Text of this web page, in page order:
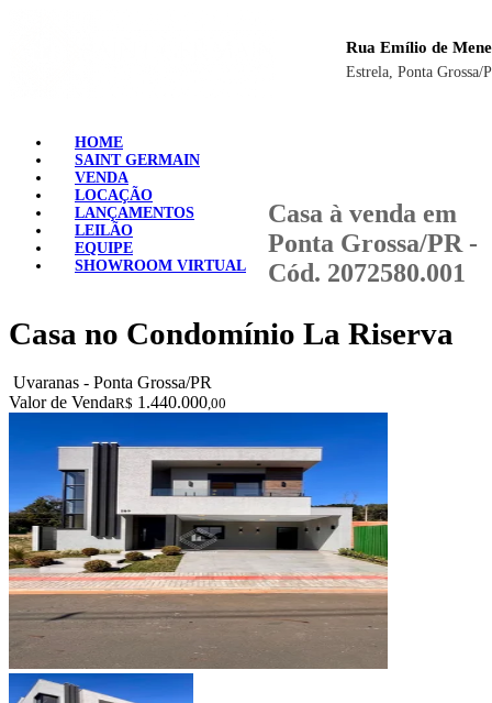
Rua Emílio de
Estrela, Ponta Grossa/
HOME
SAINT GERMAIN
VENDA
LOCAÇÃO
LANÇAMENTOS
LEILÃO
EQUIPE
SHOWROOM VIRTUAL
Casa à venda em
Ponta Grossa/PR -
Cód. 2072580.001
Casa no Condomínio La Riserva
Uvaranas - Ponta Grossa/PR
Valor de VendaR$ 1.440.000,00